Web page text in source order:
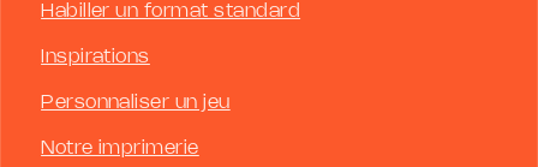
Habiller un format standard
Inspirations
Personnaliser un jeu
Notre imprimerie